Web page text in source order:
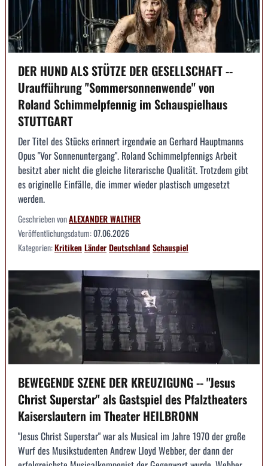
DER HUND ALS STÜTZE DER GESELLSCHAFT --
Uraufführung "Sommersonnenwende" von
Roland Schimmelpfennig im Schauspielhaus
STUTTGART
Der Titel des Stücks erinnert irgendwie an Gerhard Hauptmanns
Opus "Vor Sonnenuntergang". Roland Schimmelpfennigs Arbeit
besitzt aber nicht die gleiche literarische Qualität. Trotzdem gibt
es originelle Einfälle, die immer wieder plastisch umgesetzt
werden.
Geschrieben vonALEXANDER WALTHER
Veröffentlichungsdatum:07.06.2026
Kategorien:KritikenLänderDeutschlandSchauspiel
BEWEGENDE SZENE DER KREUZIGUNG -- "Jesus
Christ Superstar" als Gastspiel des Pfalztheaters
Kaiserslautern im Theater HEILBRONN
"Jesus Christ Superstar" war als Musical im Jahre 1970 der große
Wurf des Musikstudenten Andrew Lloyd Webber, der dann der